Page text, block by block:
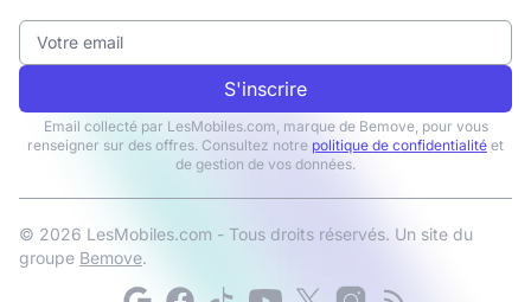
S'inscrire
Email collecté par LesMobiles.com, marque de Bemove, pour vous
renseigner sur des offres. Consultez notre politique de confidentialité et
de gestion de vos données.
© 2026 LesMobiles.com - Tous droits réservés. Un site du
groupe Bemove.